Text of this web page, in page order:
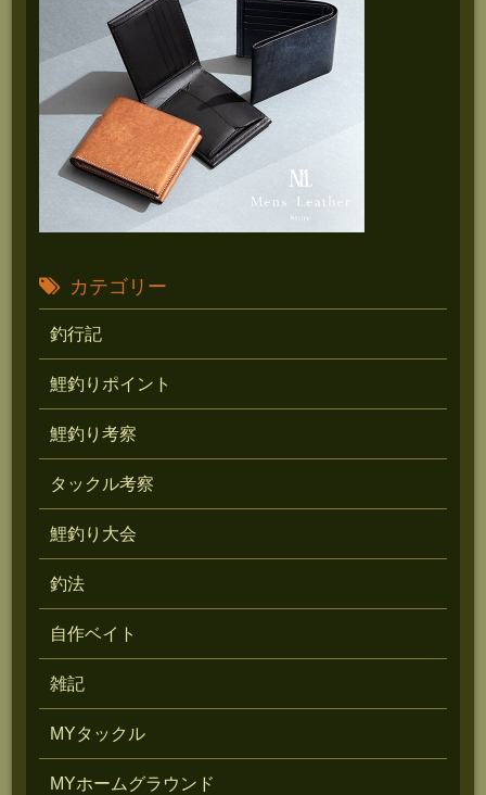
カテゴリー
釣行記
鯉釣りポイント
鯉釣り考察
タックル考察
鯉釣り大会
釣法
自作ベイト
雑記
MYタックル
MYホームグラウンド